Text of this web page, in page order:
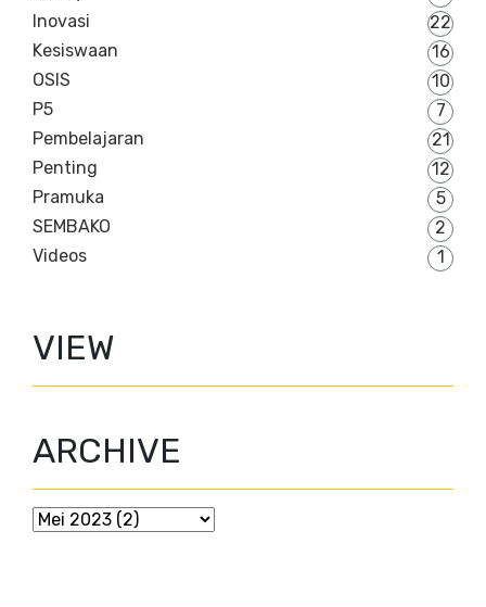
Inovasi
22
Kesiswaan
16
OSIS
10
P5
7
Pembelajaran
21
Penting
12
Pramuka
5
SEMBAKO
2
Videos
1
VIEW
ARCHIVE